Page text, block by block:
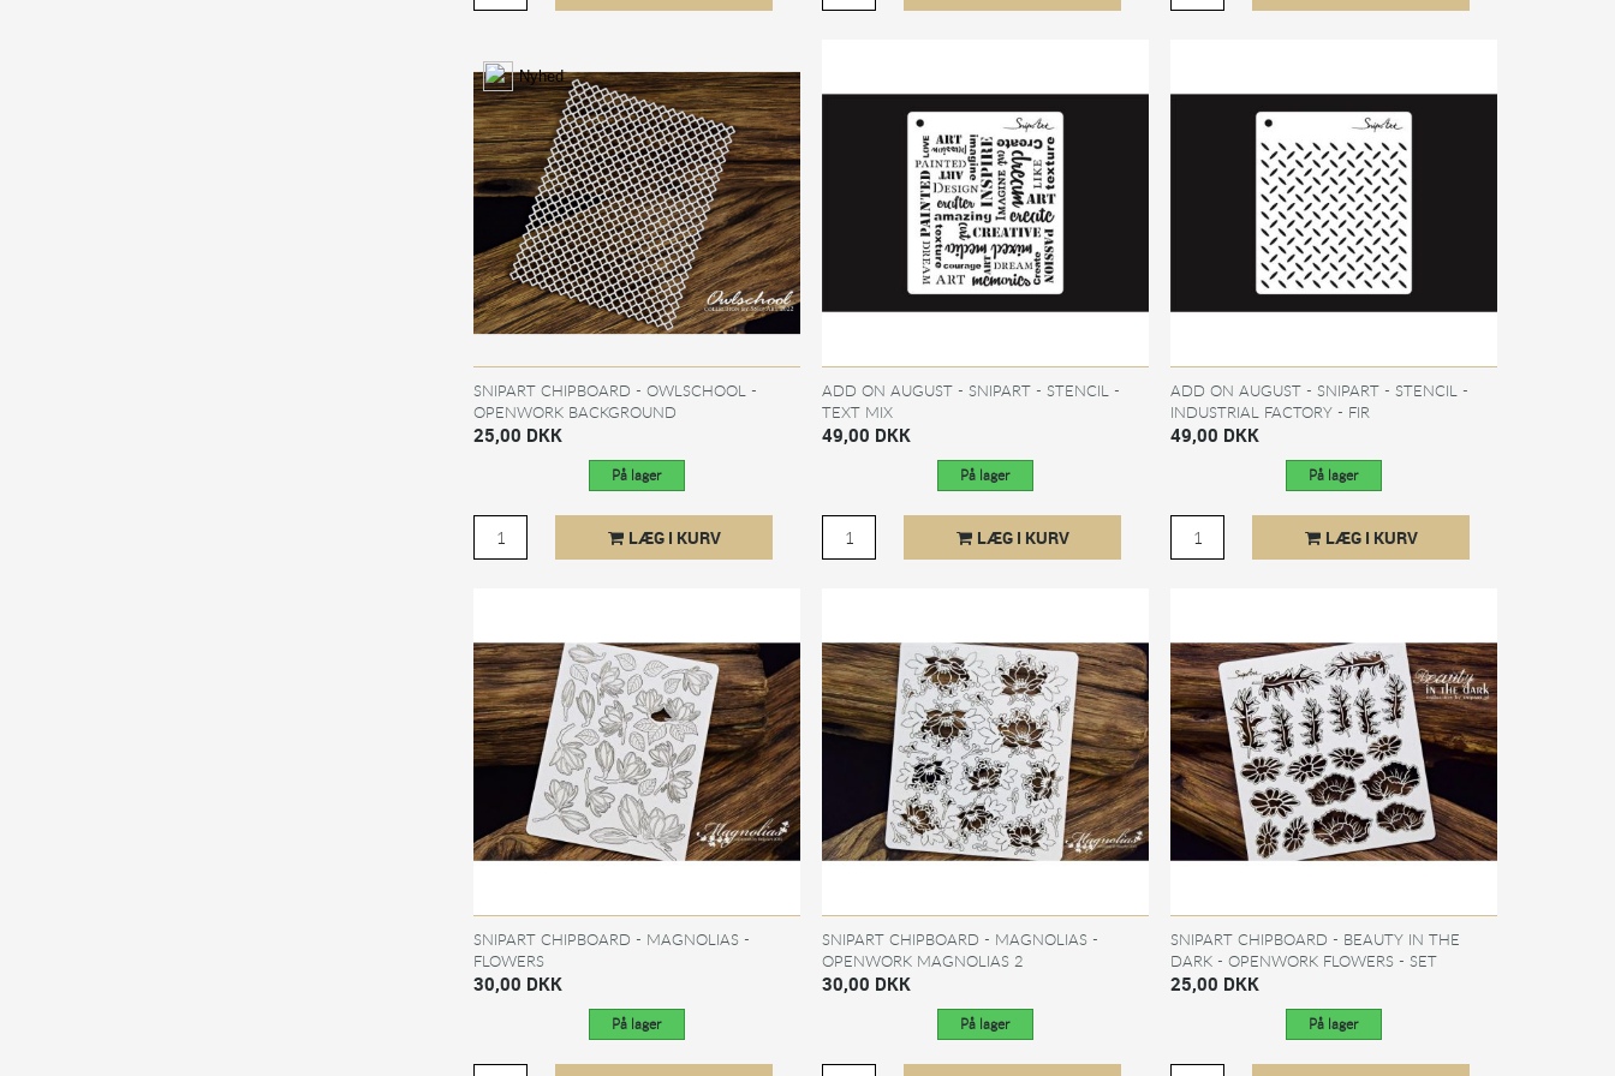
Nyhed
SNIPART CHIPBOARD - OWLSCHOOL -
OPENWORK BACKGROUND
25,00 DKK
På lager
LÆG I KURV
ADD ON AUGUST - SNIPART - STENCIL -
TEXT MIX
49,00 DKK
På lager
LÆG I KURV
ADD ON AUGUST - SNIPART - STENCIL -
INDUSTRIAL FACTORY - FIR
49,00 DKK
På lager
LÆG I KURV
SNIPART CHIPBOARD - MAGNOLIAS -
FLOWERS
30,00 DKK
På lager
SNIPART CHIPBOARD - MAGNOLIAS -
OPENWORK MAGNOLIAS 2
30,00 DKK
På lager
SNIPART CHIPBOARD - BEAUTY IN THE
DARK - OPENWORK FLOWERS - SET
25,00 DKK
På lager